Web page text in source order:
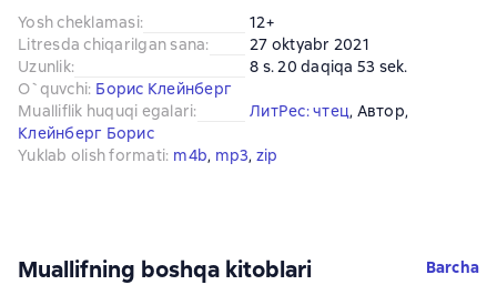
Yosh cheklamasi:
12+
Litresda chiqarilgan sana:
27 oktyabr 2021
Uzunlik:
8 s. 20 daqiqa 53 sek.
O`quvchi: Борис Клейнберг
Mualliflik huquqi egalari: ЛитРес: чтец, Автор,
Клейнберг Борис
Yuklab olish formati: m4b, mp3, zip
Muallifning boshqa kitoblari Barcha